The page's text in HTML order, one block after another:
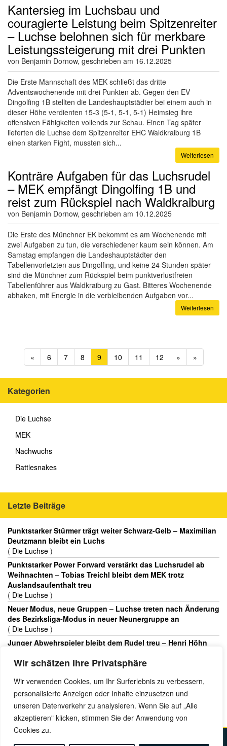
Wir schätzen Ihre Privatsphäre
Wir verwenden Cookies, um Ihr Surferlebnis zu verbessern,
personalisierte Anzeigen oder Inhalte einzusetzen und
unseren Datenverkehr zu analysieren. Wenn Sie auf „Alle
akzeptieren" klicken, stimmen Sie der Anwendung von
Cookies zu.
Kantersieg im Luchsbau und
couragierte Leistung beim Spitzenreiter
– Luchse belohnen sich für merkbare
Leistungssteigerung mit drei Punkten
von Benjamin Dornow, geschrieben am 16.12.2025
Die Erste Mannschaft des MEK schließt das dritte
Adventswochenende mit drei Punkten ab. Gegen den EV
Dingolfing 1B stellten die Landeshauptstädter bei einem auch in
dieser Höhe verdienten 15-3 (5-1, 5-1, 5-1) Heimsieg ihre
offensiven Fähigkeiten vollends zur Schau. Einen Tag später
lieferten die Luchse dem Spitzenreiter EHC Waldkraiburg 1B
einen starken Fight, mussten sich...
Weiterlesen
Konträre Aufgaben für das Luchsrudel
– MEK empfängt Dingolfing 1B und
reist zum Rückspiel nach Waldkraiburg
von Benjamin Dornow, geschrieben am 10.12.2025
Die Erste des Münchner EK bekommt es am Wochenende mit
zwei Aufgaben zu tun, die verschiedener kaum sein können. Am
Samstag empfangen die Landeshauptstädter den
Tabellenvorletzten aus Dingolfing, und keine 24 Stunden später
sind die Münchner zum Rückspiel beim punktverlustfreien
Tabellenführer aus Waldkraiburg zu Gast. Bitteres Wochenende
abhaken, mit Energie in die verbleibenden Aufgaben vor...
Weiterlesen
« 6 7 8 9 10 11 12 » »
Kategorien
Die Luchse
MEK
Nachwuchs
Rattlesnakes
Letzte Beiträge
Punktstarker Stürmer trägt weiter Schwarz-Gelb – Maximilian
Deutzmann bleibt ein Luchs
( Die Luchse )
Punktstarker Power Forward verstärkt das Luchsrudel ab
Weihnachten – Tobias Treichl bleibt dem MEK trotz
Auslandsaufenthalt treu
( Die Luchse )
Neuer Modus, neue Gruppen – Luchse treten nach Änderung
des Bezirksliga-Modus in neuer Neunergruppe an
( Die Luchse )
Junger Abwehrspieler bleibt dem Rudel treu – Henri Höhn
Die Luchse)
Muster-MEKler bleibt dem Rudel erhalten – Eigengewächs
Tamino Kaut hütet weiter das Münchner Tor
Die Luchse)
Kontakt Impressum Datenschutz Anfahrt